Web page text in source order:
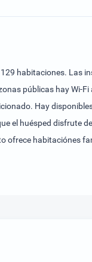
habitaciones. Las
públicas hay Wi-
Hay
el huésped disfrute
ofrece habitaciónes